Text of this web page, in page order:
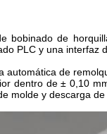
bobinado de
PLC y una interfaz
automática de
dentro de ± 0,10
molde y descarga